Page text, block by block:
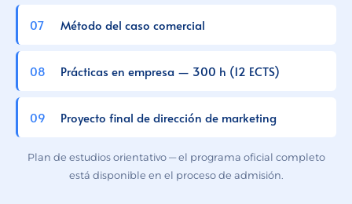
Método del caso comercial
Prácticas en empresa — 300 h (12 ECTS)
Proyecto final de dirección de marketing
Plan de estudios orientativo — el programa oficial completo
está disponible en el proceso de admisión.